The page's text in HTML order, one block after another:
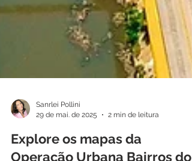
29 de mai. de 2025
2 min de leitura